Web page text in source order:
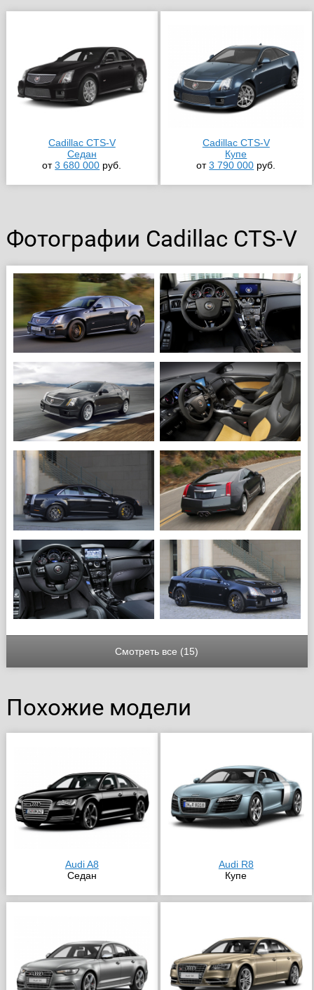
Cadillac CTS-V
Седан
от3 680 000 руб.
Cadillac CTS-V
Купе
от3 790 000 руб.
Фотографии Cadillac CTS-V
Смотреть все (15)
Похожие модели
Audi A8
Седан
Audi R8
Купе